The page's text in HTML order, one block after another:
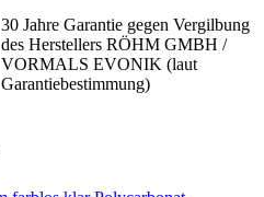
30 Jahre Garantie gegen Vergilbung
des Herstellers RÖHM GMBH /
VORMALS EVONIK (laut
Garantiebestimmung)